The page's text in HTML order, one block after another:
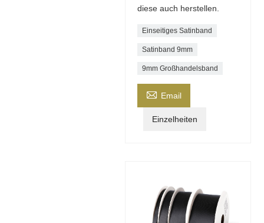
diese auch herstellen.
Einseitiges Satinband
Satinband 9mm
9mm Großhandelsband
 Email
Einzelheiten